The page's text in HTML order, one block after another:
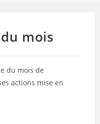
mois
du mois de
actions mise en